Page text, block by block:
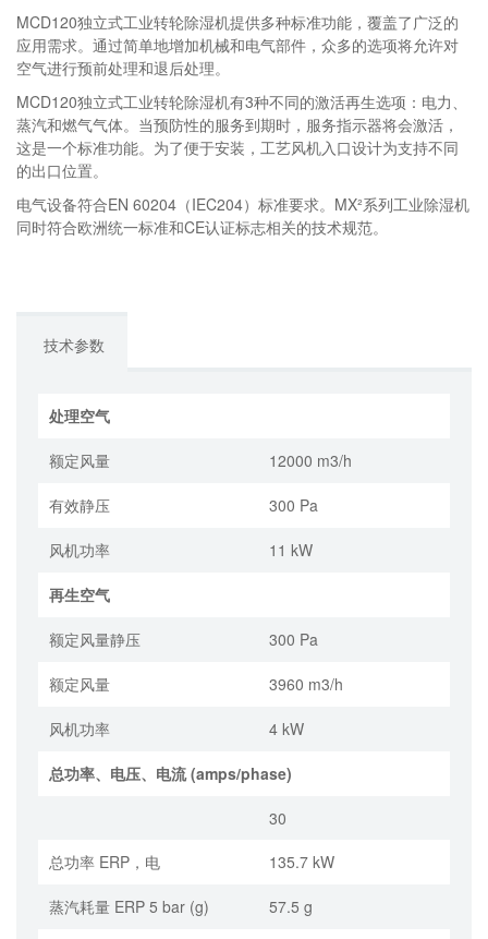
MCD120独立式工业转轮除湿机提供多种标准功能，覆盖了广泛的
应用需求。通过简单地增加机械和电气部件，众多的选项将允许对
空气进行预前处理和退后处理。
MCD120独立式工业转轮除湿机有3种不同的激活再生选项：电力、
蒸汽和燃气气体。当预防性的服务到期时，服务指示器将会激活，
这是一个标准功能。为了便于安装，工艺风机入口设计为支持不同
的出口位置。
电气设备符合EN 60204（IEC204）标准要求。MX²系列工业除湿机
同时符合欧洲统一标准和CE认证标志相关的技术规范。
技术参数
处理空气
额定风量 12000 m3/h
有效静压 300 Pa
风机功率 11 kW
再生空气
额定风量静压 300 Pa
额定风量 3960 m3/h
风机功率 4 kW
总功率、电压、电流 (amps/phase)
30
总功率 ERP，电
135.7 kW
蒸汽耗量 ERP 5 bar (g) 57.5 g